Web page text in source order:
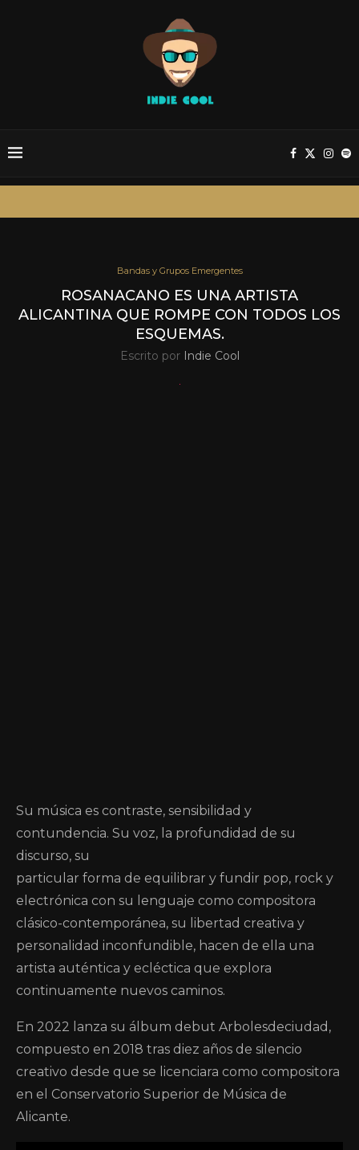
Bandas y Grupos Emergentes
ROSANACANO ES UNA ARTISTA
ALICANTINA QUE ROMPE CON TODOS LOS
ESQUEMAS.
Escrito por Indie Cool
Su música es contraste, sensibilidad y
contundencia. Su voz, la profundidad de su
discurso, su
particular forma de equilibrar y fundir pop, rock y
electrónica con su lenguaje como compositora
clásico-contemporánea, su libertad creativa y
personalidad inconfundible, hacen de ella una
artista auténtica y ecléctica que explora
continuamente nuevos caminos.
En 2022 lanza su álbum debut Arbolesdeciudad,
compuesto en 2018 tras diez años de silencio
creativo desde que se licenciara como compositora
en el Conservatorio Superior de Música de
Alicante.